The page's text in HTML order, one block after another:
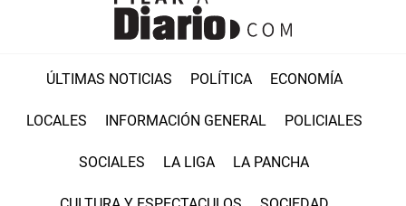
ÚLTIMAS NOTICIAS POLÍTICA ECONOMÍA
LOCALES INFORMACIÓN GENERAL POLICIALES
SOCIALES LA LIGA LA PANCHA